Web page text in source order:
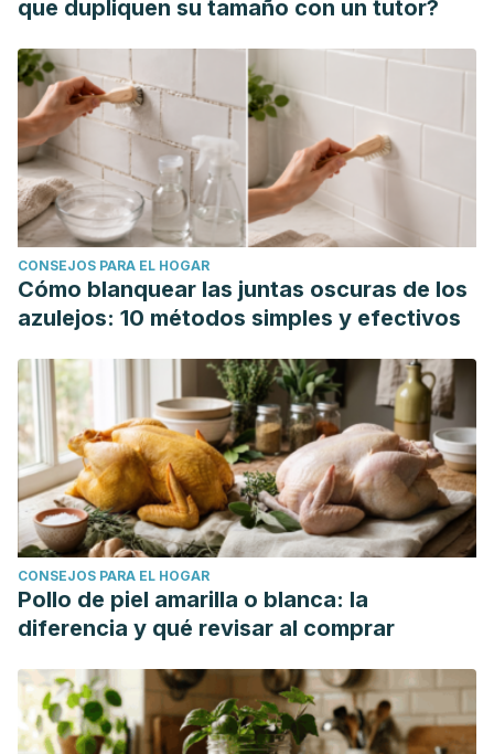
que dupliquen su tamaño con un tutor?
CONSEJOS PARA EL HOGAR
Cómo blanquear las juntas oscuras de los
azulejos: 10 métodos simples y efectivos
CONSEJOS PARA EL HOGAR
Pollo de piel amarilla o blanca: la
diferencia y qué revisar al comprar